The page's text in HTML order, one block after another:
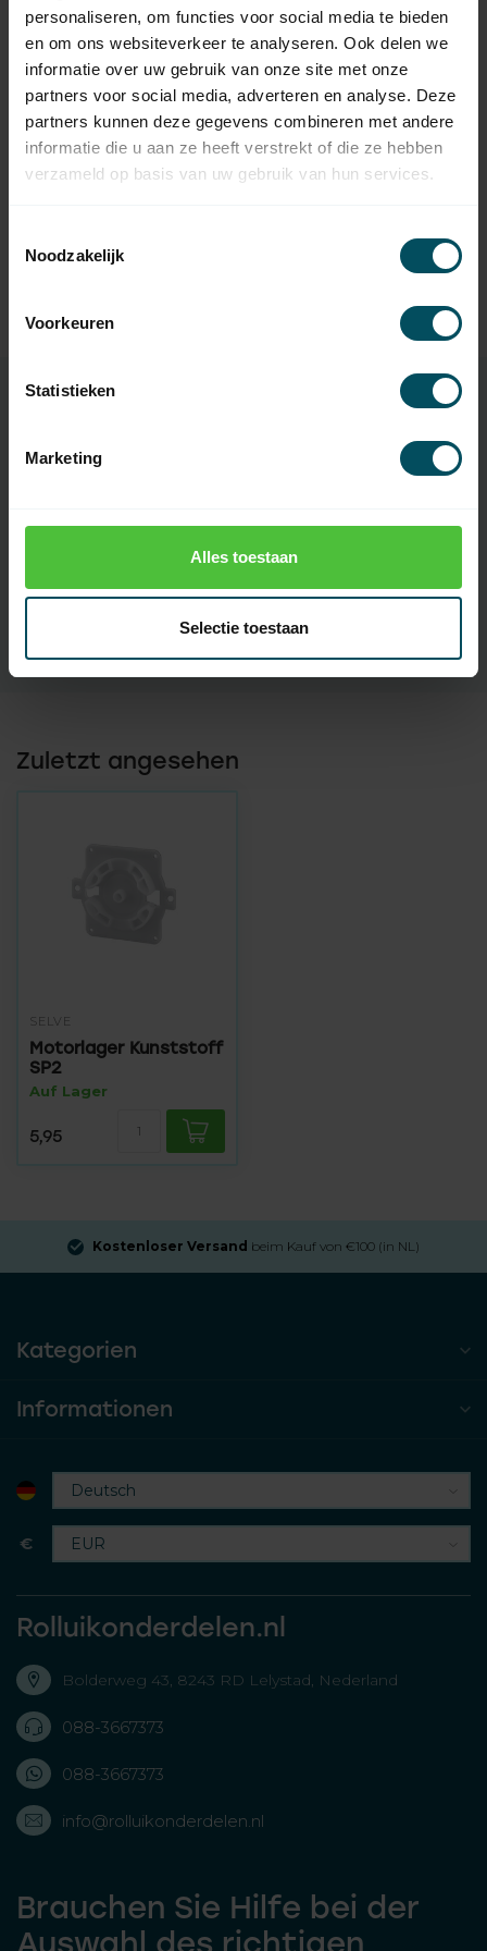
personaliseren, om functies voor social media te bieden
en om ons websiteverkeer te analyseren. Ook delen we
informatie over uw gebruik van onze site met onze
partners voor social media, adverteren en analyse. Deze
partners kunnen deze gegevens combineren met andere
informatie die u aan ze heeft verstrekt of die ze hebben
verzameld op basis van uw gebruik van hun services.
Noodzakelijk
Voorkeuren
Statistieken
Marketing
Alles toestaan
Selectie toestaan
SELVE
Selve SE Plus, Typ 2
Rohrmotor
Auf Lager
149,95
SELVE
Selve SE Plus RC, Typ 2 184,95
Eigenschaften
7432257492421
SKU
Zuletzt angesehen
SELVE
Motorlager Kunststoff
SP2
Auf Lager
5,95
Kostenloser Versand beim Kauf von €100 (in NL)
Kategorien
Informationen
€
Rolluikonderdelen.nl
Bolderweg 43, 8243 RD Lelystad, Nederland
088-3667373
088-3667373
info@rolluikonderdelen.nl
Brauchen Sie Hilfe bei der
Auswahl des richtigen